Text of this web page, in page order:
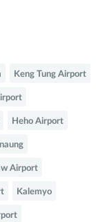
Keng Tung Airport
Heho Airport
Airport
Kalemyo